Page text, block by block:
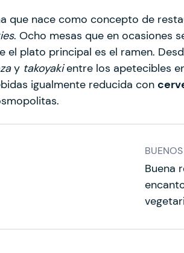
que nace como concepto de
. Ocho mesas que en ocasiones
el plato principal es el ramen.
y takoyakientre los apetecibles
igualmente reducida con
Buena